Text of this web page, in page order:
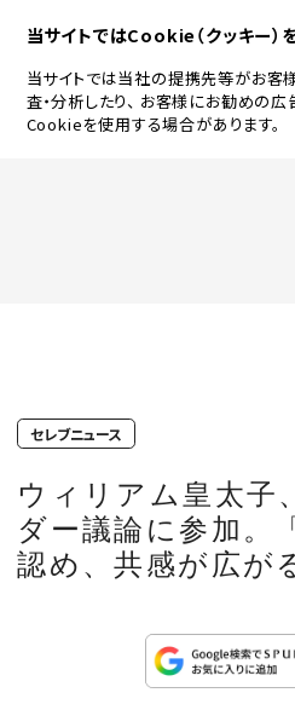
当サイトではCookie（クッキー）
当サイトでは当社の提携先等がお客
査・分析したり、 お客様にお勧めの広
Cookieを使用する場合があります。
JEWELRY & WATCH
LIFESTYLE
CULTURE
CELEBRITY
セレブニュース
ウィリアム皇太子
ダー議論に参加。
認め、共感が広が